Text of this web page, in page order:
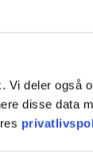
Vi deler også
disse data